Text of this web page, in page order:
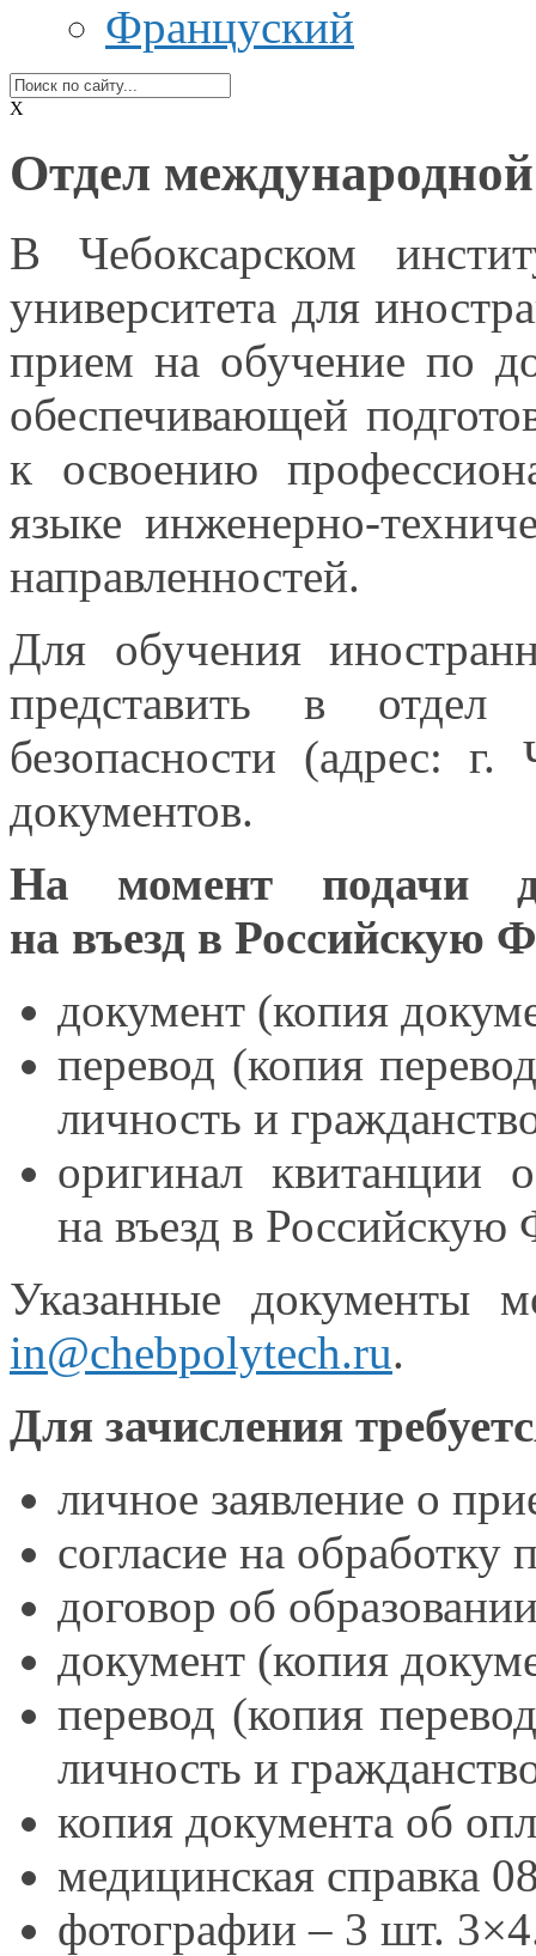
Француский
X
Отдел
В Чебоксарском
университета для
прием на обучение по
обеспечивающей
к освоению
языке инженерно-
направленностей.
Для обучения
представить в отдел
безопасности (адрес: г.
документов.
На момент подачи
на въезд в Российскую
документ (копия
перевод (копия
личность и
оригинал квитанции
на въезд в Российскую
Указанные документы
in@chebpolytech.ru.
Для зачисления
личное заявление о
согласие на обработку
договор об
документ (копия
перевод (копия
личность и
копия документа об
медицинская справка
фотографии – 3 шт.